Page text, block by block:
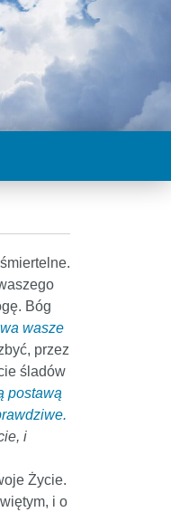
Bóg
wasze
przez
śladów
postawą
i
Życie.
i o